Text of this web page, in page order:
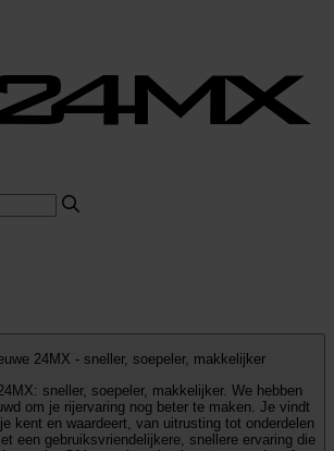
24MX - sneller, soepeler, makkelijker
sneller, soepeler, makkelijker. We hebben
om je rijervaring nog beter te maken. Je vindt
kent en waardeert, van uitrusting tot onderdelen
een gebruiksvriendelijkere, snellere ervaring die